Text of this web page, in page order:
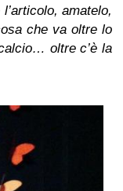
amatelo,
che va oltre lo
oltre c’è la